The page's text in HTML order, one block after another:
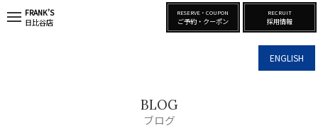
ENGLISH
FRANK’S
日比谷店
RESERVE・COUPON
ご予約・クーポン
RECRUIT
採用情報
BLOG
ブログ
t